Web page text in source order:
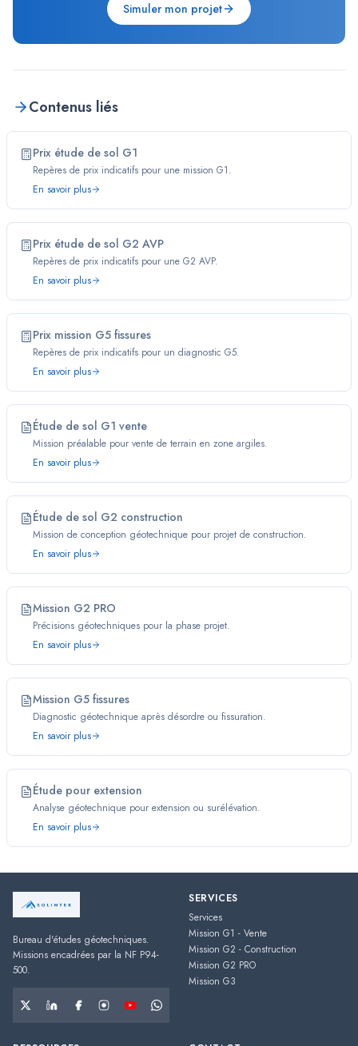
Simuler mon projet
Contenus liés
Prix étude de sol G1
Repères de prix indicatifs pour une mission G1.
En savoir plus
Prix étude de sol G2 AVP
Repères de prix indicatifs pour une G2 AVP.
En savoir plus
Prix mission G5 fissures
Repères de prix indicatifs pour un diagnostic G5.
En savoir plus
Étude de sol G1 vente
Mission préalable pour vente de terrain en zone argiles.
En savoir plus
Étude de sol G2 construction
Mission de conception géotechnique pour projet de construction.
En savoir plus
Mission G2 PRO
Précisions géotechniques pour la phase projet.
En savoir plus
Mission G5 fissures
Diagnostic géotechnique après désordre ou fissuration.
En savoir plus
Étude pour extension
Analyse géotechnique pour extension ou surélévation.
En savoir plus
Bureau d'études géotechniques.
Missions encadrées par la NF P94-
500.
SERVICES
Services
Mission G1 - Vente
Mission G2 - Construction
Mission G2 PRO
Mission G3